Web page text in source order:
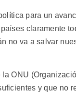
para un
claramente
no va a salvar
ONU
y que no